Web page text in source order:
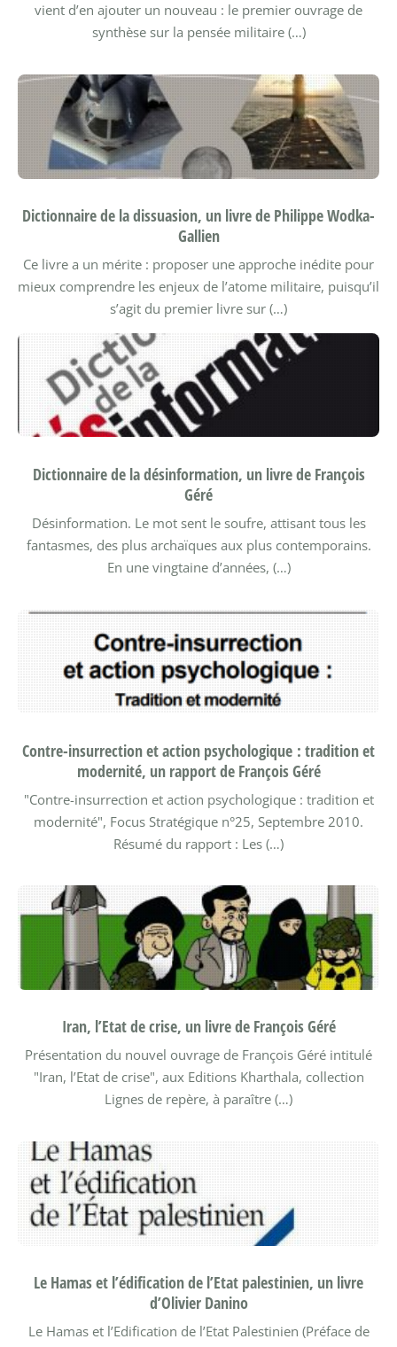
vient d’en ajouter un nouveau : le premier ouvrage de
synthèse sur la pensée militaire (…)
Dictionnaire de la dissuasion, un livre de Philippe Wodka-
Gallien
Ce livre a un mérite : proposer une approche inédite pour
mieux comprendre les enjeux de l’atome militaire, puisqu’il
s’agit du premier livre sur (…)
Dictionnaire de la désinformation, un livre de François
Géré
Désinformation. Le mot sent le soufre, attisant tous les
fantasmes, des plus archaïques aux plus contemporains.
En une vingtaine d’années, (…)
Contre-insurrection et action psychologique : tradition et
modernité, un rapport de François Géré
"Contre-insurrection et action psychologique : tradition et
modernité", Focus Stratégique n°25, Septembre 2010.
Résumé du rapport : Les (…)
Iran, l’Etat de crise, un livre de François Géré
Présentation du nouvel ouvrage de François Géré intitulé
"Iran, l’Etat de crise", aux Editions Kharthala, collection
Lignes de repère, à paraître (…)
Le Hamas et l’édification de l’Etat palestinien, un livre
d’Olivier Danino
Le Hamas et l’Edification de l’Etat Palestinien (Préface de